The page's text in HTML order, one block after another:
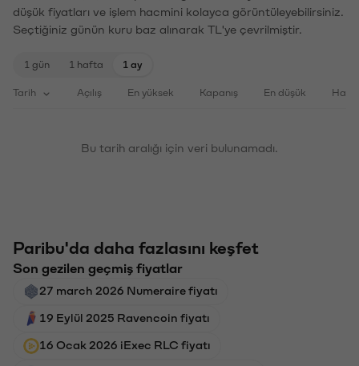
düşük fiyatları ve işlem hacmini kolayca görüntüleyebilirsiniz.
Seçtiğiniz günün kuru baz alınarak TL'ye çevrilmiştir.
1 gün 1 hafta 1 ay
Tarih Açılış En yüksek Kapanış En düşük
Bu tarih aralığı için veri bulunamadı.
Paribu'da daha fazlasını keşfet
Son gezilen geçmiş fiyatlar
27 march 2026 Numeraire fiyatı
19 Eylül 2025 Ravencoin fiyatı
16 Ocak 2026 iExec RLC fiyatı